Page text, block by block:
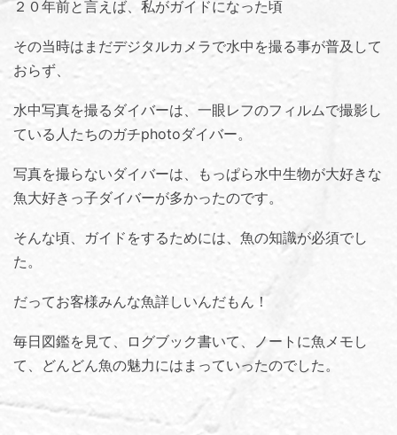
２０年前と言えば、私がガイドになった頃
その当時はまだデジタルカメラで水中を撮る事が普及して
おらず、
水中写真を撮るダイバーは、一眼レフのフィルムで撮影し
ている人たちのガチphotoダイバー。
写真を撮らないダイバーは、もっぱら水中生物が大好きな
魚大好きっ子ダイバーが多かったのです。
そんな頃、ガイドをするためには、魚の知識が必須でし
た。
だってお客様みんな魚詳しいんだもん！
毎日図鑑を見て、ログブック書いて、ノートに魚メモし
て、どんどん魚の魅力にはまっていったのでした。